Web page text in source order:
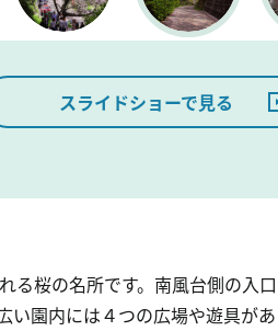
スライドショーで見る
る桜の名所です。南風台側の入
い園内には４つの広場や遊具が